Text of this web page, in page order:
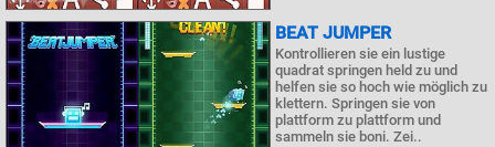
BEAT JUMPER
Kontrollieren sie ein lustige
quadrat springen held zu und
helfen sie so hoch wie möglich zu
klettern. Springen sie von
plattform zu plattform und
sammeln sie boni. Zei..